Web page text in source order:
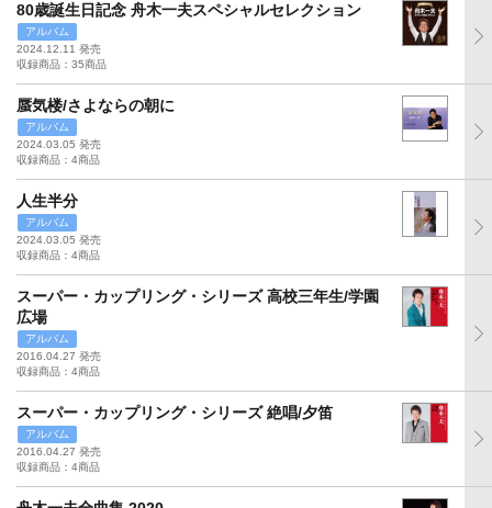
80歳誕生日記念 舟木一夫スペシャルセレクション
アルバム
2024.12.11 発売
収録商品：35商品
蜃気楼/さよならの朝に
アルバム
2024.03.05 発売
収録商品：4商品
人生半分
アルバム
2024.03.05 発売
収録商品：4商品
スーパー・カップリング・シリーズ 高校三年生/学園
広場
アルバム
2016.04.27 発売
収録商品：4商品
スーパー・カップリング・シリーズ 絶唱/夕笛
アルバム
2016.04.27 発売
収録商品：4商品